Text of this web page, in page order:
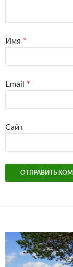
Имя *
Email *
Сайт